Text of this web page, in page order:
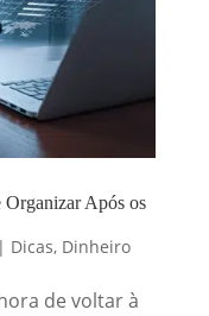
Organizar Após os
| Dicas, Dinheiro
de voltar à